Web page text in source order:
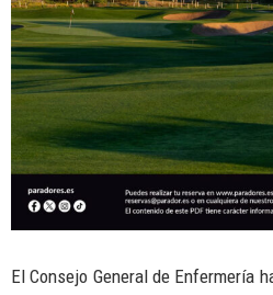
El Consejo General de Enfermería